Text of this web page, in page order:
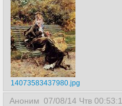
14073583437980.jpg
Аноним 07/08/14 Чтв